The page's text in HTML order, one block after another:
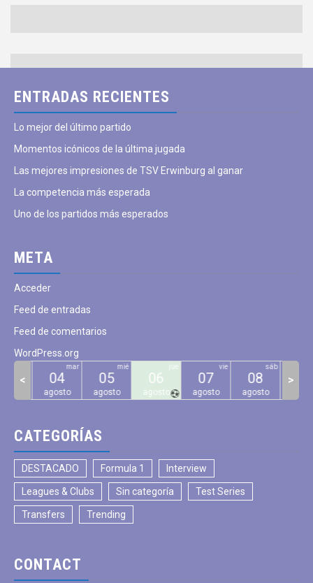
ENTRADAS RECIENTES
Lo mejor del último partido
Momentos icónicos de la última jugada
Las mejores impresiones de TSV Erwinburg al ganar
La competencia más esperada
Uno de los partidos más esperados
META
Acceder
Feed de entradas
Feed de comentarios
WordPress.org
04
agosto
mar
05
agosto
mié
06
agosto
jue
07
agosto
vie
08
agosto
sáb
< >
CATEGORÍAS
DESTACADO Formula 1 Interview
Leagues & Clubs Sin categoría Test Series
Transfers Trending
CONTACT